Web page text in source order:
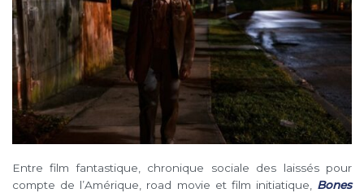
Entre film fantastique, chronique sociale des laissés pour
compte de l’Amérique, road movie et film initiatique, Bones